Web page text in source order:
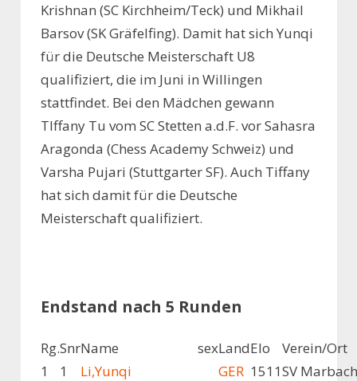
Krishnan (SC Kirchheim/Teck) und Mikhail
Barsov (SK Gräfelfing). Damit hat sich Yunqi
für die Deutsche Meisterschaft U8
qualifiziert, die im Juni in Willingen
stattfindet. Bei den Mädchen gewann
TIffany Tu vom SC Stetten a.d.F. vor Sahasra
Aragonda (Chess Academy Schweiz) und
Varsha Pujari (Stuttgarter SF). Auch Tiffany
hat sich damit für die Deutsche
Meisterschaft qualifiziert.
Endstand nach 5 Runden
Rg.SnrName sexLandElo
Verein/Ort
1
1 Li,Yunqi GER 1511SV Marbach